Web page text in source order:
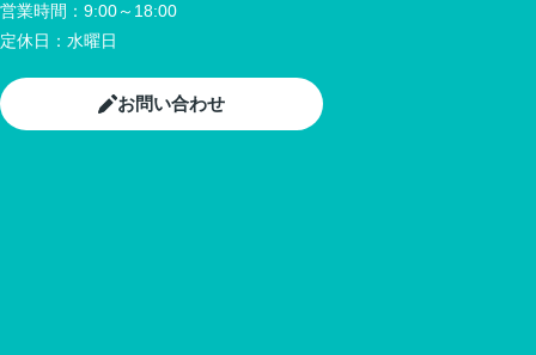
営業時間： 9:00～18:00
定休日： 水曜日
お問い合わせ